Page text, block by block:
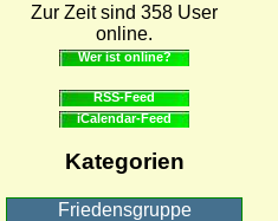
Zur Zeit sind 358 User
online.
Wer ist online?
RSS-Feed
iCalendar-Feed
Kategorien
Friedensgruppe